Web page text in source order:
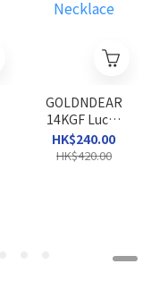
GOLDNDEAR
14KGF Lucky
Clover Cubic
Necklace
HK$240.00
HK$420.00